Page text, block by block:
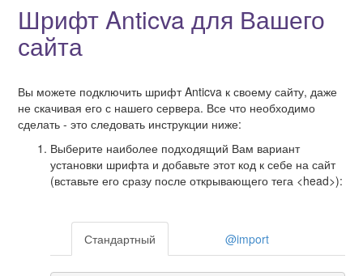
Шрифт Anticva для Вашего
сайта
Вы можете подключить шрифт Anticva к своему сайту, даже
не скачивая его с нашего сервера. Все что необходимо
сделать - это следовать инструкции ниже:
Выберите наиболее подходящий Вам вариант
установки шрифта и добавьте этот код к себе на сайт
(вставьте его сразу после открывающего тега <head>):
Стандартный @import